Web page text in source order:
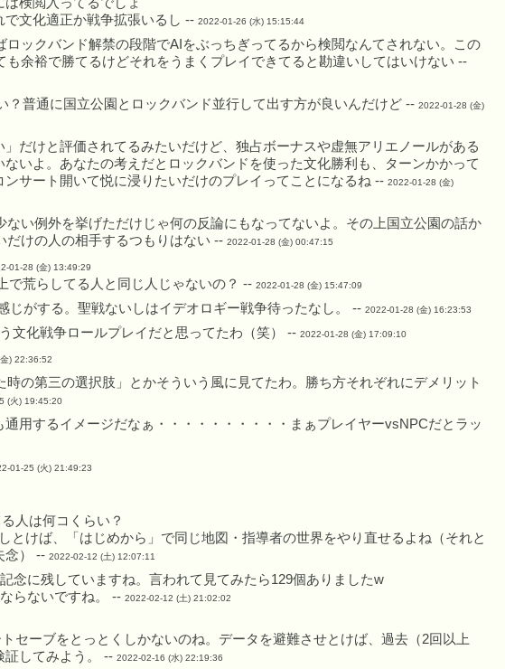
文化適正か戦争拡張いるし -- 2022-01-26 (水) 15:15:44
ックバンド解禁の段階でAIをぶっちぎってるから検閲なんてされない。この
余裕で勝てるけどそれをうまくプレイできてると勘違いしてはいけない --
？普通に国立公園とロックバンド並行して出す方が良いんだけど -- 2022-01-28 (金)
だけと評価されてるみたいだけど、独占ボーナスや虚無アリエノールがある
いよ。あなたの考えだとロックバンドを使った文化勝利も、ターンかかって
サート開いて悦に浸りたいだけのプレイってことになるね -- 2022-01-28 (金)
い例外を挙げただけじゃ何の反論にもなってないよ。その上国立公園の話か
だけの人の相手するつもりはない -- 2022-01-28 (金) 00:47:15
01-28 (金) 13:49:29
で荒らしてる人と同じ人じゃないの？ -- 2022-01-28 (金) 15:47:09
じがする。聖戦ないしはイデオロギー戦争待ったなし。 -- 2022-01-28 (金) 16:23:53
文化戦争ロールプレイだと思ってたわ（笑） -- 2022-01-28 (金) 17:09:10
) 22:36:52
の第三の選択肢」とかそういう風に見てたわ。勝ち方それぞれにデメリット
(火) 19:45:20
用するイメージだなぁ・・・・・・・・・・まぁプレイヤーvsNPCだとラッ
01-25 (火) 21:49:23
人は何コくらい？
けば、「はじめから」で同じ地図・指導者の世界をやり直せるよね（それと
念） -- 2022-02-12 (土) 12:07:11
念に残していますね。言われて見てみたら129個ありましたw
らないですね。 -- 2022-02-12 (土) 21:02:02
セーブをとっとくしかないのね。データを避難させとけば、過去（2回以上
してみよう。 -- 2022-02-16 (水) 22:19:36